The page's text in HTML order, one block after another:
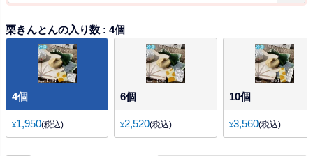
必
)
栗きんとんの入り数 4個
4個
¥1,950 税込
6個
¥2,520 税込
10個
¥3,560 税込